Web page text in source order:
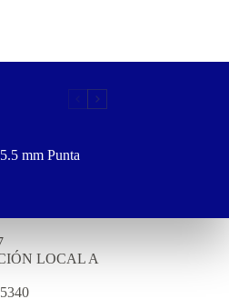
mm Punta
LOCAL A